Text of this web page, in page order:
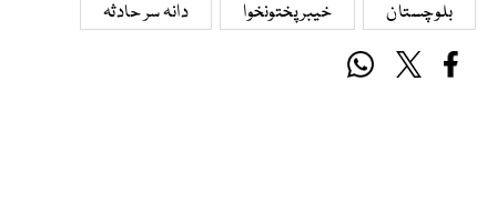
بلوچستان خیبرپختونخوا دانہ سر حادثہ